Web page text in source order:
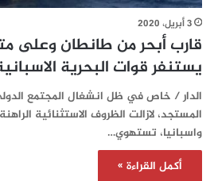
3 أبريل، 2020
يستنفر قوات البحرية
الدار / خاص في ظل انشغال المجتمع
المستجد، لازالت الظروف الاستثنائية
واسبانيا، تستهوي…
أكمل القراءة »